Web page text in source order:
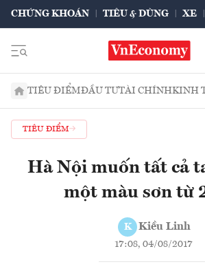
CHỨNG KHOÁN TIÊU & DÙNG XE
TIÊU ĐIỂMĐẦU TƯTÀI CHÍNHKINH
TIÊU ĐIỂM
Hà Nội muốn tất cả
một màu sơn từ
K Kiều Linh
17:08, 04/08/2017